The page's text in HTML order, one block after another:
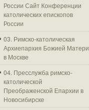
России Сайт Конференции
католических епископов
России
03. Римско-католическая
Архиепархия Божией Матери
в Москве
04. Пресслужба римско-
католической
Преображенской Епархии в
Новосибирске